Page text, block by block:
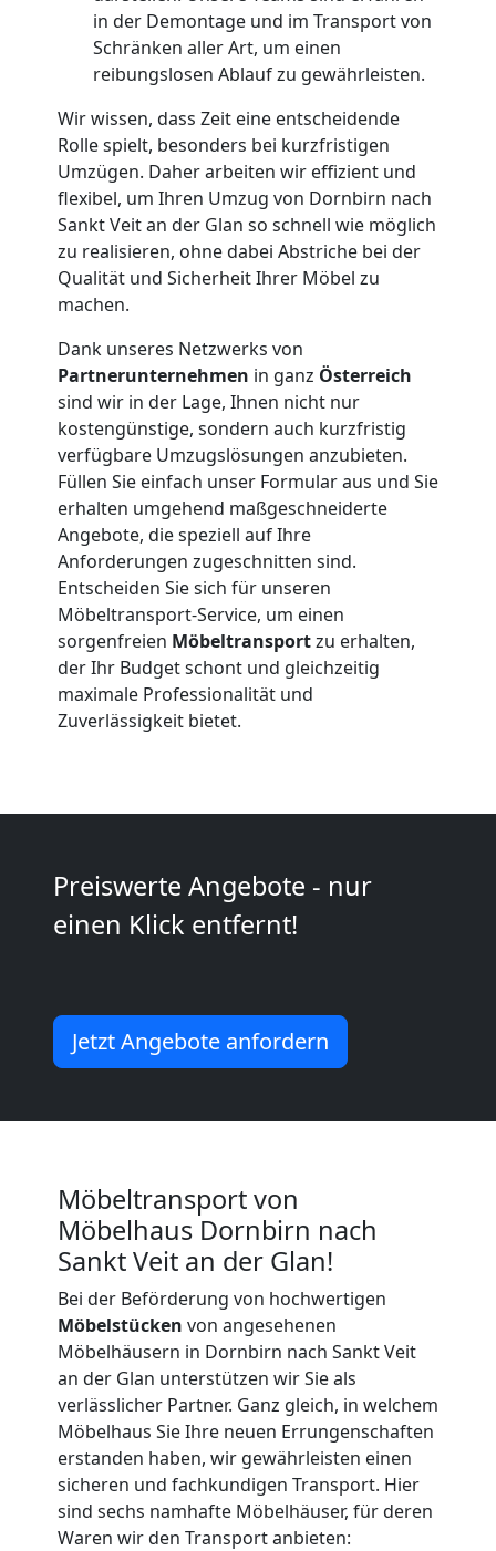
in der Demontage und im Transport von
Schränken aller Art, um einen
reibungslosen Ablauf zu gewährleisten.
Wir wissen, dass Zeit eine entscheidende
Rolle spielt, besonders bei kurzfristigen
Umzügen. Daher arbeiten wir effizient und
flexibel, um Ihren Umzug von Dornbirn nach
Sankt Veit an der Glan so schnell wie möglich
zu realisieren, ohne dabei Abstriche bei der
Qualität und Sicherheit Ihrer Möbel zu
machen.
Dank unseres Netzwerks von
Partnerunternehmen in ganz Österreich
sind wir in der Lage, Ihnen nicht nur
kostengünstige, sondern auch kurzfristig
verfügbare Umzugslösungen anzubieten.
Füllen Sie einfach unser Formular aus und Sie
erhalten umgehend maßgeschneiderte
Angebote, die speziell auf Ihre
Anforderungen zugeschnitten sind.
Entscheiden Sie sich für unseren
Möbeltransport-Service, um einen
sorgenfreien Möbeltransportzu erhalten,
der Ihr Budget schont und gleichzeitig
maximale Professionalität und
Zuverlässigkeit bietet.
Preiswerte Angebote - nur
einen Klick entfernt!
Jetzt Angebote anfordern
Möbeltransport von
Möbelhaus Dornbirn nach
Sankt Veit an der Glan!
Bei der Beförderung von hochwertigen
Möbelstücken von angesehenen
Möbelhäusern in Dornbirn nach Sankt Veit
an der Glan unterstützen wir Sie als
verlässlicher Partner. Ganz gleich, in welchem
Möbelhaus Sie Ihre neuen Errungenschaften
erstanden haben, wir gewährleisten einen
sicheren und fachkundigen Transport. Hier
sind sechs namhafte Möbelhäuser, für deren
Waren wir den Transport anbieten:
Anfrage
Möbeltransport
National
Möbeltransport
International
Beiladung
National
Beiladung
International
Internationaler
Umzug
Nationaler
Umzug